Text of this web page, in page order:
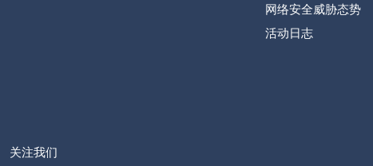
网络安全威胁态势
活动日志
关注我们